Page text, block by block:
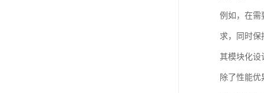
例如，在需
求，同时保
其模块化设
除了性能优